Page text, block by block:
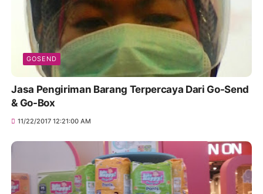
GOSEND
Jasa Pengiriman Barang Terpercaya Dari Go-Send
& Go-Box
11/22/2017 12:21:00 AM